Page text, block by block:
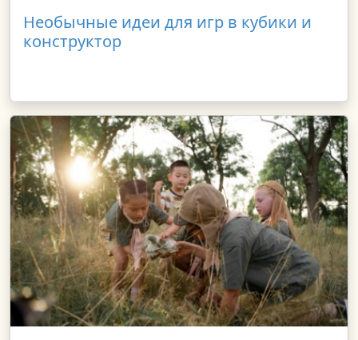
Необычные идеи для игр в кубики и
конструктор